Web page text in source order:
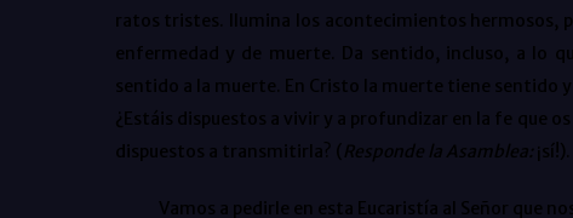
ratos tristes. Ilumina los acontecimientos hermosos,
enfermedad y de muerte. Da sentido, incluso, a lo
sentido a la muerte. En Cristo la muerte tiene sentido
¿Estáis dispuestos a vivir y a profundizar en la fe que
dispuestos a transmitirla? ( Responde la Asamblea:
Vamos a pedirle en esta Eucaristía al Señor que